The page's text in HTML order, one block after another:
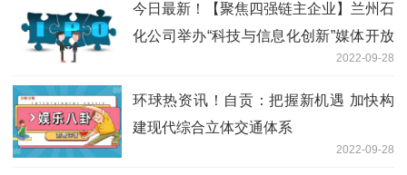
今日最新！【聚焦四强链主企业】兰州石
化公司举办“科技与信息化创新”媒体开放
2022-09-28
环球热资讯！自贡：把握新机遇 加快构
建现代综合立体交通体系
2022-09-28